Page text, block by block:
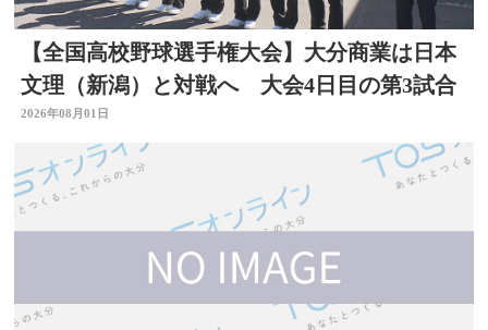
【全国高校野球選手権大会】大分商業は日本
文理（新潟）と対戦へ 大会4日目の第3試合
2026年08月01日